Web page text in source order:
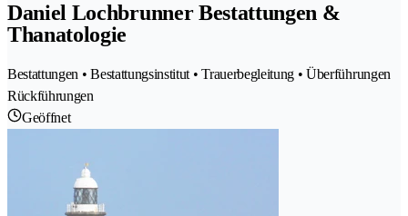
Daniel Lochbrunner Bestattungen &
Thanatologie
Bestattungen • Bestattungsinstitut • Trauerbegleitung • Überführungen
Rückführungen
Geöffnet